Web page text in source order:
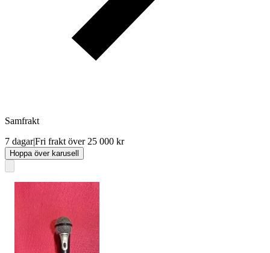
Samfrakt
7 dagar|Fri frakt över 25 000 kr
Hoppa över karusell